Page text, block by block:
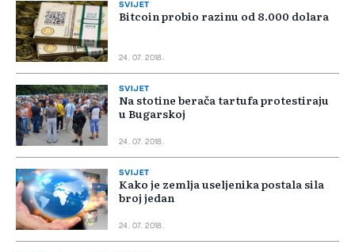
SVIJET
Bitcoin probio razinu od 8.000 dolara
24. 07. 2018.
SVIJET
Na stotine berača tartufa protestiraju
u Bugarskoj
24. 07. 2018.
SVIJET
Kako je zemlja useljenika postala sila
broj jedan
24. 07. 2018.